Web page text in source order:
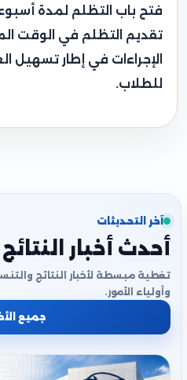
فتح باب التظلم لمدة
تقديم التظلم في الوقت
الإجراءات في إطار تسهيل
للطلاب.
آخر التحديثات
أحدث أخبار
تغطية مبسطة لأخبار النتائج
وأولياء الأمور.
جميع